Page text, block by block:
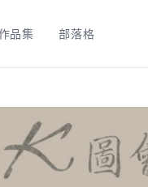
品集 部落格